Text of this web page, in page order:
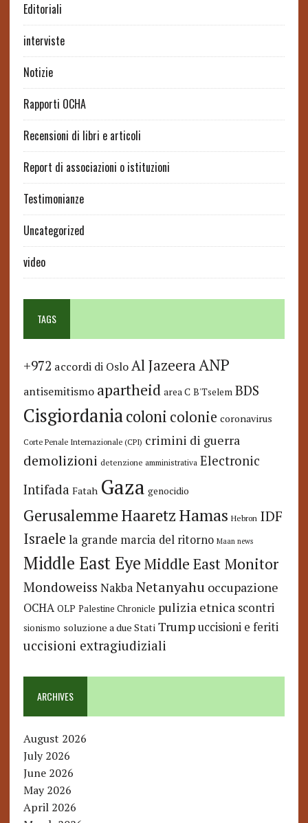
Editoriali
interviste
Notizie
Rapporti OCHA
Recensioni di libri e articoli
Report di associazioni o istituzioni
Testimonianze
Uncategorized
video
TAGS
+972 accordi di Oslo Al JazeeraANP
antisemitismo apartheid area C B'Tselem BDS
Cisgiordaniacoloni colonie coronavirus
Corte Penale Internazionale (CPI) crimini di guerra
demolizioni detenzione amministrativa Electronic
Intifada Fatah Gaza genocidio
GerusalemmeHaaretzHamas Hebron IDF
Israele la grande marcia del ritorno Maan news
Middle East Eye Middle East Monitor
Mondoweiss Nakba Netanyahu occupazione
OCHA OLP Palestine Chronicle pulizia etnica scontri
sionismo soluzione a due Stati Trump uccisioni e feriti
uccisioni extragiudiziali
ARCHIVES
August 2026
July 2026
June 2026
May 2026
April 2026